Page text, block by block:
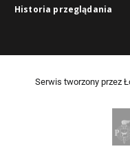
Historia przeglądania
Serwis tworzony przez